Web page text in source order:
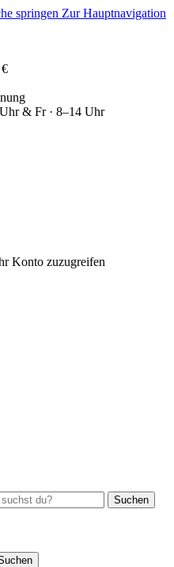
springen Zur Hauptnavigation
& Fr · 8–14 Uhr
Konto zuzugreifen
Suchen